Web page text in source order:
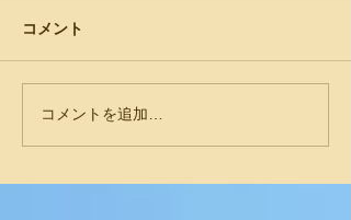
コメント
コメントを追加…